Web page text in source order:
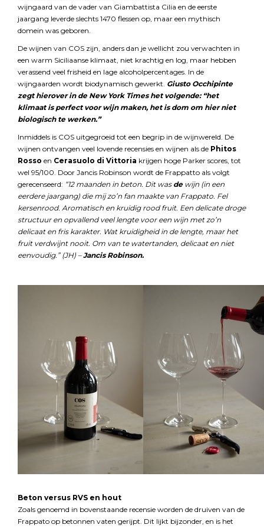
wijngaard van de vader van Giambattista Cilia en de eerste
jaargang leverde slechts 1470 flessen op, maar een mythisch
domein was geboren.
De wijnen van COS zijn, anders dan je wellicht zou verwachten in
een warm Siciliaanse klimaat, niet krachtig en log, maar hebben
verassend veel frisheid en lage alcoholpercentages. In de
wijngaarden wordt biodynamisch gewerkt. Giusto Occhipinte
zegt hierover in de New York Times het volgende: “het
klimaat is perfect voor wijn maken, het is dom om hier niet
biologisch te werken.”
Inmiddels is COS uitgegroeid tot een begrip in de wijnwereld. De
wijnen ontvangen veel lovende recensies en wijnen als de Phitos
Rosso en Cerasuolo di Vittoria krijgen hoge Parker scores, tot
wel 95/100. Door Jancis Robinson wordt de Frappatto als volgt
gerecenseerd: “12 maanden in beton. Dit was de wijn (in een
eerdere jaargang) die mij zo’n fan maakte van Frappato. Fel
kersenrood. Aromatisch en kruidig rood fruit. Een delicate droge
structuur en opvallend veel lengte voor een wijn met zo’n
delicaat en fris karakter. Wat kruidigheid in de lengte, maar het
fruit verdwijnt nooit. Om van te watertanden, delicaat en niet
eenvoudig.” (JH) –Jancis Robinson.
Beton versus RVS en hout
Zoals genoemd in bovenstaande recensie worden de druiven van de
Frappato op betonnen vaten gerijpt. Dit lijkt bijzonder, en is het